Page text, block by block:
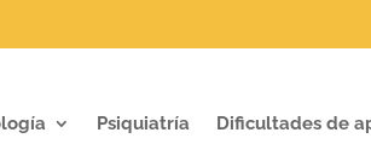
Psiquiatría Dificultades de